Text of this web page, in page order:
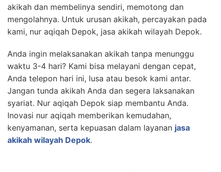
akikah dan membelinya sendiri, memotong dan
mengolahnya. Untuk urusan akikah, percayakan pada
kami, nur aqiqah Depok, jasa akikah wilayah Depok.
Anda ingin melaksanakan akikah tanpa menunggu
waktu 3-4 hari? Kami bisa melayani dengan cepat,
Anda telepon hari ini, lusa atau besok kami antar.
Jangan tunda akikah Anda dan segera laksanakan
syariat. Nur aqiqah Depok siap membantu Anda.
Inovasi nur aqiqah memberikan kemudahan,
kenyamanan, serta kepuasan dalam layanan jasa
akikah wilayah Depok.